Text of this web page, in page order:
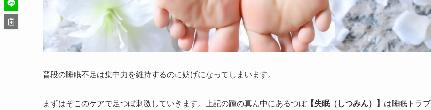
普段の睡眠不足は集中力を維持するのに妨げになってしまいます。
まずはそこのケアで足つぼ刺激していきます。上記の踵の真ん中にあるつぼ【失眠（しつみん）】 は睡眠トラブ